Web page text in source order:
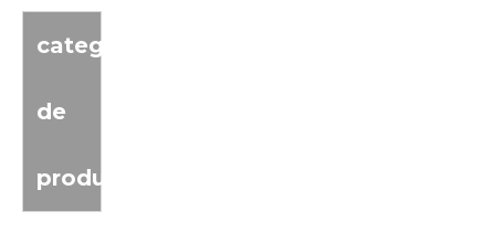
categoria
de
producto